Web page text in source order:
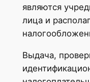
являются
лица и
Выдача,